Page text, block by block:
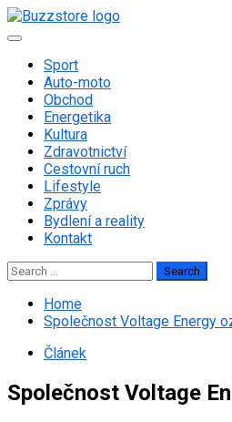
Skip
to
Primary
Sport
Auto-moto
Obchod
Energetika
Kultura
Zdravotnictví
Cestovní ruch
Lifestyle
Zprávy
Bydlení a reality
Kontakt
Search
for:
Home
Společnost Voltage Energy
Článek
Společnost Voltage